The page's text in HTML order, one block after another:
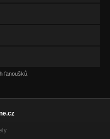
fanoušků.